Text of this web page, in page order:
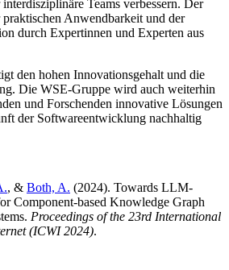
Teams verbessern. Der
Anwendbarkeit und der
durch Expertinnen und Experten aus
den hohen Innovationsgehalt und die
Die WSE-Gruppe wird auch weiterhin
und Forschenden innovative Lösungen
der Softwareentwicklung nachhaltig
, & Both, A. (2024). Towards LLM-
Component-based Knowledge Graph
Proceedings of the 23rd International
(ICWI 2024).